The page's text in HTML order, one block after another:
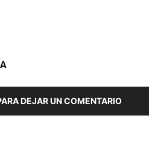
DEJAR UN COMENTARIO